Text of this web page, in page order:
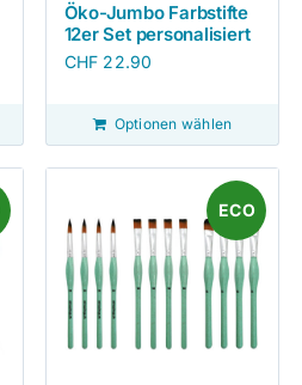
Öko-Jumbo Farbstifte
12er Set personalisiert
CHF 22.90
Optionen wählen
ECO